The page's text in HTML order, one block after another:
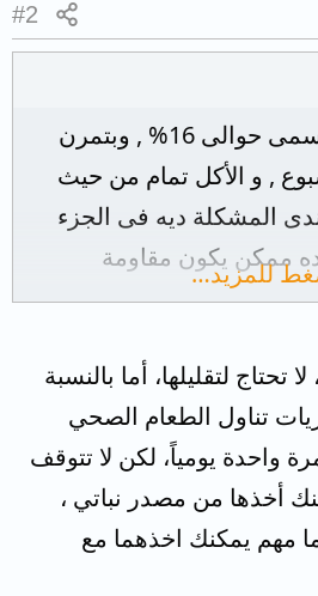
#2
نسبة الدهون فى جسمى حوالى 16% , وبتمرن
الأسبوع , و الأكل تمام من حيث
المشكلة ديه فى الجزء
ممكن يكون مقاومة
, وهل فى المرحلة ديه من
شوية فى نسبة الدهون و
نفس الوقت المفروض
كارب زى الشوفان و الأرز
يكون من الخضار فقط؟ و
هل اخد مصدر اوميجا 3 احسن ولا زينك و ايه
كا مكمل؟
للمزيد…
تحتاج لتقليلها، أما بالنسبة
تناول الطعام الصحي
واحدة يومياً، لكن لا تتوقف
أخذها من مصدر نباتي ،
مهم يمكنك اخذهما مع